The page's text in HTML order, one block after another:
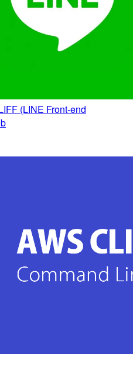
(LINE Front-end